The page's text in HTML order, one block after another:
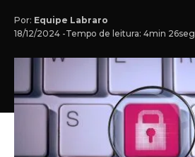
Por: Equipe Labraro
18/12/2024 -Tempo de leitura: 4min 26seg